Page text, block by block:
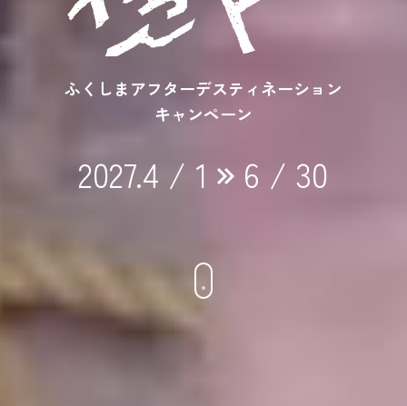
ふくしまアフターデスティネーション
キャンペーン
2027.4 / 1 6 / 30